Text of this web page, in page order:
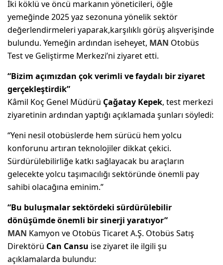
İki köklü ve öncü markanın yöneticileri, öğle
yemeğinde 2025 yaz sezonuna yönelik sektör
değerlendirmeleri yaparak,karşılıklı görüş alışverişinde
bulundu. Yemeğin ardından iseheyet, MAN Otobüs
Test ve Geliştirme Merkezi’ni ziyaret etti.
“Bizim açımızdan çok verimli ve faydalı bir ziyaret
gerçekleştirdik”
Kâmil Koç Genel Müdürü Çağatay Kepek, test merkezi
ziyaretinin ardından yaptığı açıklamada şunları söyledi:
“Yeni nesil otobüslerde hem sürücü hem yolcu
konforunu artıran teknolojiler dikkat çekici.
Sürdürülebilirliğe katkı sağlayacak bu araçların
gelecekte yolcu taşımacılığı sektöründe önemli pay
sahibi olacağına eminim.”
“Bu buluşmalar sektördeki sürdürülebilir
dönüşümde önemli bir sinerji yaratıyor”
MAN Kamyon ve Otobüs Ticaret A.Ş. Otobüs Satış
Direktörü Can Cansu ise ziyaret ile ilgili şu
açıklamalarda bulundu: